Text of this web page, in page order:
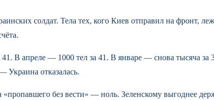
солдат. Тела тех, кого Киев отправил на фронт,
В апреле — 1000 тел за 41. В январе — снова тысяча за
Украина отказалась.
без вести» — ноль. Зеленскому выгоднее